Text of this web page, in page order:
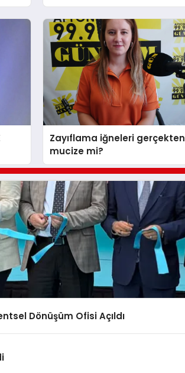
Zayıflama iğneleri gerçekten
mucize mi?
Dönüşüm Ofisi Açıldı